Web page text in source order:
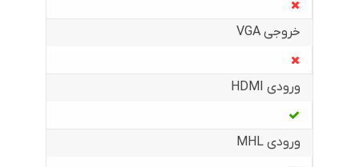
خروجی VGA
ورودی HDMI
ورودی MHL